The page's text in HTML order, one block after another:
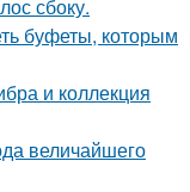
сбоку.
буфеты, которым
и коллекция
величайшего